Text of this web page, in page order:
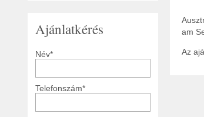
Ajánlatkérés
Név*
Telefonszám*
am
Az